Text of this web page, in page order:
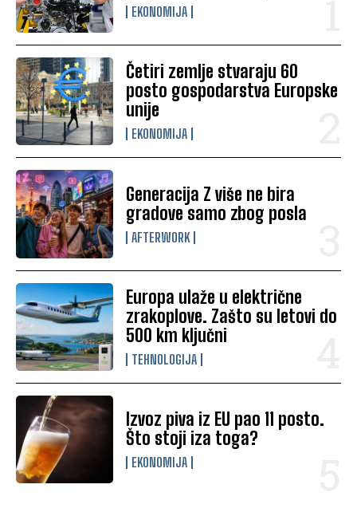
EKONOMIJA
Četiri zemlje stvaraju 60
posto gospodarstva Europske
unije
EKONOMIJA
Generacija Z više ne bira
gradove samo zbog posla
AFTERWORK
Europa ulaže u električne
zrakoplove. Zašto su letovi do
500 km ključni
TEHNOLOGIJA
Izvoz piva iz EU pao 11 posto.
Što stoji iza toga?
EKONOMIJA